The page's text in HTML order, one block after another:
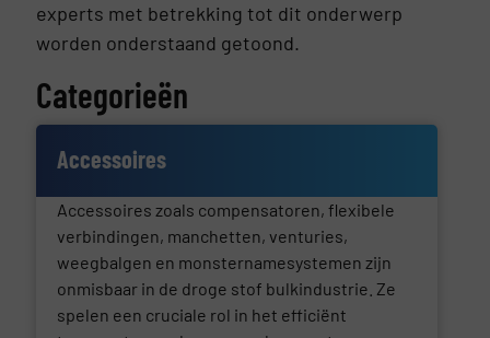
experts met betrekking tot dit onderwerp
worden onderstaand getoond.
Categorieën
Accessoires
Accessoires zoals compensatoren, flexibele
verbindingen, manchetten, venturies,
weegbalgen en monsternamesystemen zijn
onmisbaar in de droge stof bulkindustrie. Ze
spelen een cruciale rol in het efficiënt